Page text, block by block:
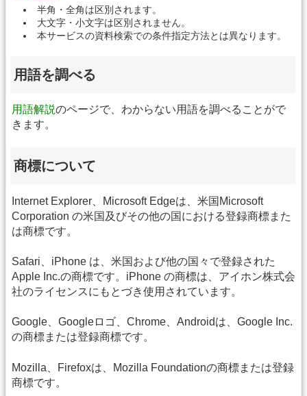
半角・全角は区別されます。
大文字・小文字は区別されません。
本サービスの資料検索での条件指定方法とは異なります。
用語を調べる
用語解説のページで、わからない用語を調べることがで
きます。
商標について
Internet Explorer、Microsoft Edgeは、米国Microsoft
Corporation の米国及びその他の国における登録商標また
は商標です。
Safari、iPhone は、米国および他の国々で登録された
Apple Inc.の商標です。iPhone の商標は、アイホン株式会
社のライセンスにもとづき使用されています。
Google、Googleロゴ、Chrome、Androidは、Google Inc.
の商標または登録商標です。
Mozilla、Firefoxは、Mozilla Foundationの商標または登録
商標です。